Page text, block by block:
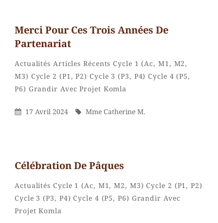
Merci Pour Ces Trois Années De
Partenariat
Categories
Actualités Articles Récents Cycle 1 (Ac, M1, M2,
M3) Cycle 2 (P1, P2) Cycle 3 (P3, P4) Cycle 4 (P5,
P6) Grandir Avec Projet KomlaMme
M.
Posted
17 Avril 2024 By
Mme Catherine M.
Célébration De Pâques
Categories
Actualités Cycle 1 (Ac, M1, M2, M3) Cycle 2 (P1, P2)
Cycle 3 (P3, P4) Cycle 4 (P5, P6) Grandir Avec
Projet KomlaBy
Mme